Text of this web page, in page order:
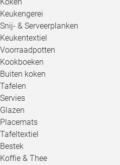
Keukengerei
Snij- & Serveerplanken
Keukentextiel
Voorraadpotten
Kookboeken
Buiten koken
Tafelen
Servies
Glazen
Placemats
Tafeltextiel
Bestek
Koffie & Thee